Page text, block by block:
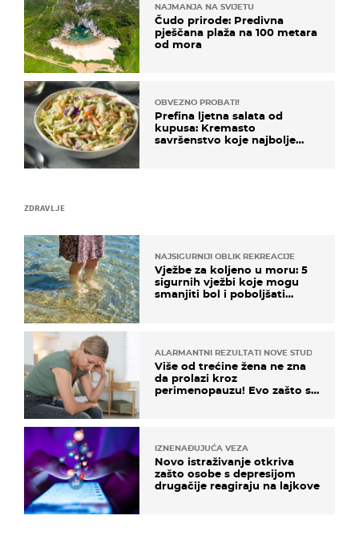
ZDRAVLJE
NAJSIGURNIJI OBLIK REKREACIJE
Vježbe za koljeno u moru: 5
sigurnih vježbi koje mogu
smanjiti bol i poboljšati
ALARMANTNI REZULTATI NOVE STUDIJE
Više od trećine žena ne zna
da prolazi kroz
perimenopauzu! Evo zašto su
IZNENAĐUJUĆA VEZA
Novo istraživanje otkriva
zašto osobe s depresijom
drugačije reagiraju na lajkove
NAJMANJA NA SVIJETU
Čudo prirode: Predivna
pješčana plaža na 100 metara
od mora
OBVEZNO PROBATI!
Prefina ljetna salata od
kupusa: Kremasto
savršenstvo koje najbolje